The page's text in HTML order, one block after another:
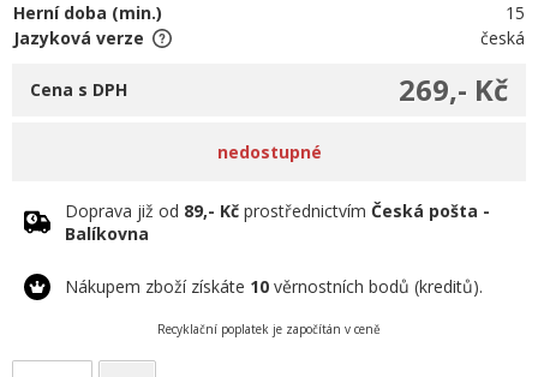
Herní doba (min.)
15
Jazyková verze
česká
269,- Kč
Cena s DPH
nedostupné
Doprava již od 89,- Kč prostřednictvím Česká pošta -
Balíkovna
Nákupem zboží získáte 10 věrnostních bodů (kreditů).
Recyklační poplatek je započítán v ceně